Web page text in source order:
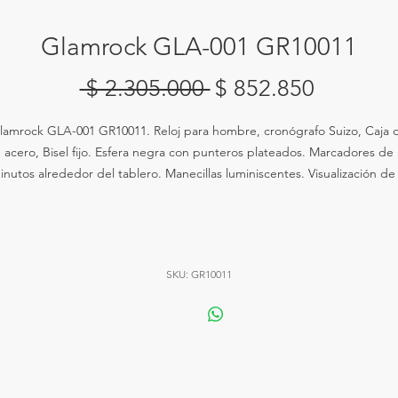
Glamrock GLA-001 GR10011
$ 2.305.000 Precio
$ 852.850Precio
oferta
GLA-001 GR10011. Reloj para hombre, cronógrafo Suizo, Caja
acero, Bisel fijo. Esfera negra con punteros plateados. Marcadores de
alrededor del tablero. Manecillas luminiscentes. Visualización de
SKU: GR10011